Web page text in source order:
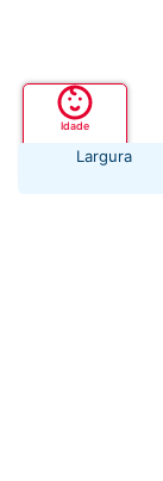
Idade
+ 3 anos
Largura